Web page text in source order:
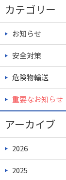
カテゴリー
お知らせ
安全対策
危険物輸送
重要なお知らせ
アーカイブ
2026
2025